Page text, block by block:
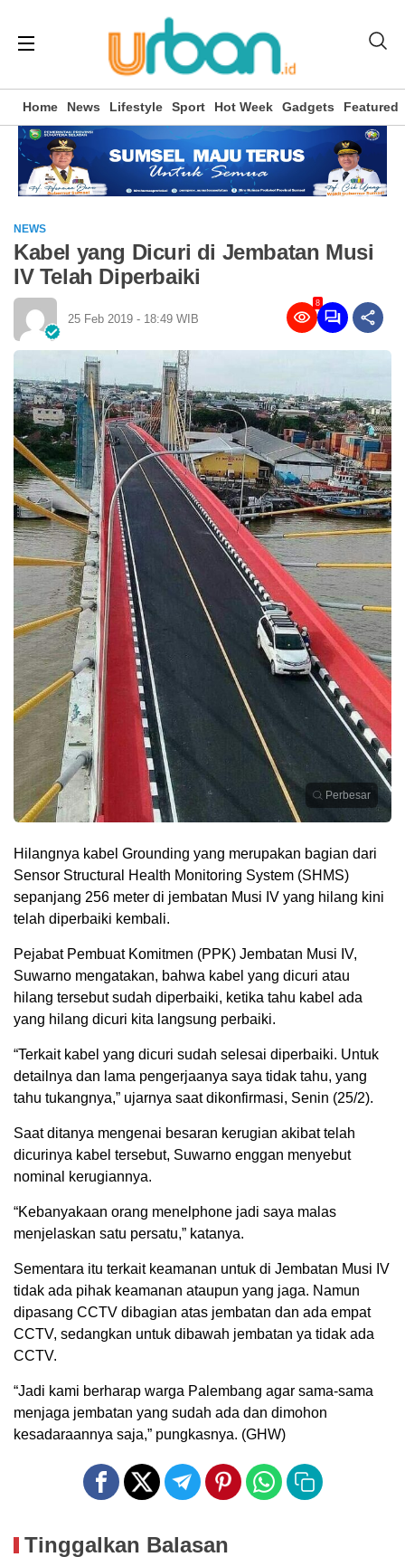
Home News Lifestyle Sport Hot Week Gadgets Featured
NEWS
Kabel yang Dicuri di Jembatan Musi
IV Telah Diperbaiki
25 Feb 2019 - 18:49 WIB
8
Perbesar
Hilangnya kabel Grounding yang merupakan bagian dari
Sensor Structural Health Monitoring System (SHMS)
sepanjang 256 meter di jembatan Musi IV yang hilang kini
telah diperbaiki kembali.
Pejabat Pembuat Komitmen (PPK) Jembatan Musi IV,
Suwarno mengatakan, bahwa kabel yang dicuri atau
hilang tersebut sudah diperbaiki, ketika tahu kabel ada
yang hilang dicuri kita langsung perbaiki.
“Terkait kabel yang dicuri sudah selesai diperbaiki. Untuk
detailnya dan lama pengerjaanya saya tidak tahu, yang
tahu tukangnya,” ujarnya saat dikonfirmasi, Senin (25/2).
Saat ditanya mengenai besaran kerugian akibat telah
dicurinya kabel tersebut, Suwarno enggan menyebut
nominal kerugiannya.
“Kebanyakaan orang menelphone jadi saya malas
menjelaskan satu persatu,” katanya.
Sementara itu terkait keamanan untuk di Jembatan Musi IV
tidak ada pihak keamanan ataupun yang jaga. Namun
dipasang CCTV dibagian atas jembatan dan ada empat
CCTV, sedangkan untuk dibawah jembatan ya tidak ada
CCTV.
“Jadi kami berharap warga Palembang agar sama-sama
menjaga jembatan yang sudah ada dan dimohon
kesadaraannya saja,” pungkasnya. (GHW)
Tinggalkan Balasan